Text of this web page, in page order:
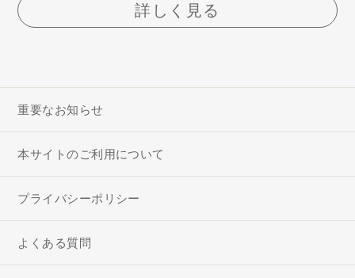
詳しく見る
重要なお知らせ
本サイトのご利用について
プライバシーポリシー
よくある質問